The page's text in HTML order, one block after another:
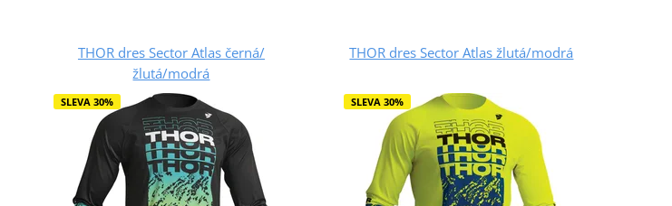
THOR dres Sector Atlas černá/
žlutá/modrá
SLEVA 30%
THOR dres Sector Atlas žlutá/modrá
SLEVA 30%